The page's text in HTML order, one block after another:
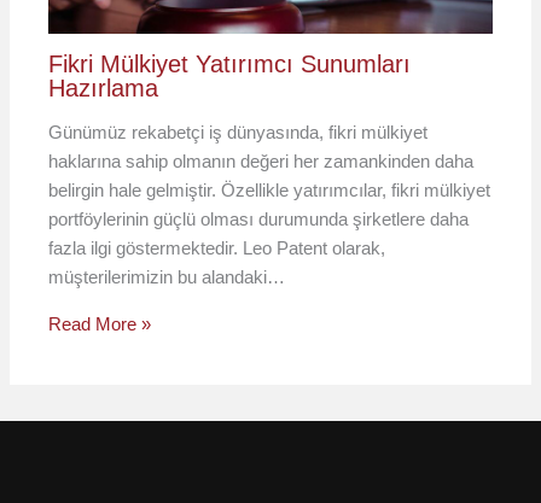
Fikri Mülkiyet Yatırımcı Sunumları
Hazırlama
Günümüz rekabetçi iş dünyasında, fikri mülkiyet
haklarına sahip olmanın değeri her zamankinden daha
belirgin hale gelmiştir. Özellikle yatırımcılar, fikri mülkiyet
portföylerinin güçlü olması durumunda şirketlere daha
fazla ilgi göstermektedir. Leo Patent olarak,
müşterilerimizin bu alandaki…
Read More »